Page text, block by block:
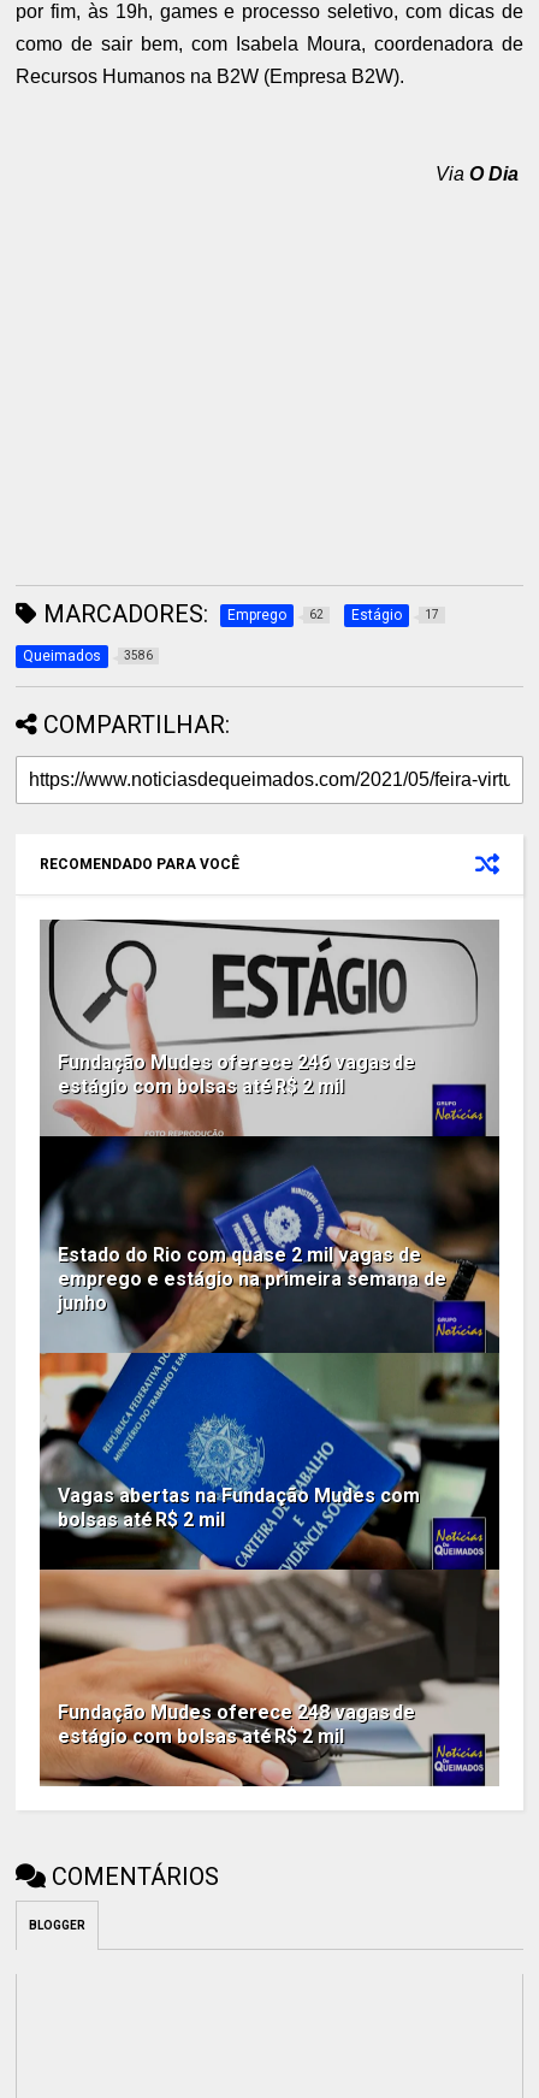
por fim, às 19h, games e processo seletivo, com dicas de
como de sair bem, com Isabela Moura, coordenadora de
Recursos Humanos na B2W (Empresa B2W).
Via O Dia
MARCADORES: Emprego 62 Estágio 17
Queimados 3586
COMPARTILHAR:
RECOMENDADO PARA VOCÊ
Fundação Mudes oferece 246 vagas de
estágio com bolsas até R$ 2 mil
Estado do Rio com quase 2 mil vagas de
emprego e estágio na primeira semana de
junho
Vagas abertas na Fundação Mudes com
bolsas até R$ 2 mil
Fundação Mudes oferece 248 vagas de
estágio com bolsas até R$ 2 mil
COMENTÁRIOS
BLOGGER